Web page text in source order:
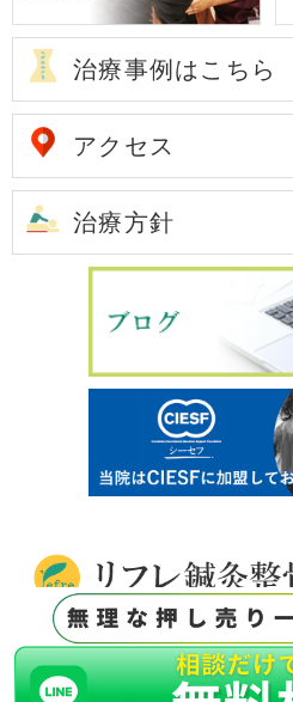
治療事例はこちら
アクセス
治療方針